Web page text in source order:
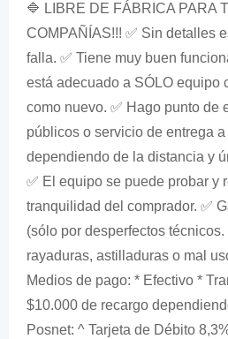
🔷 LIBRE DE FÁBRICA PARA
COMPAÑÍAS!!! ✅ Sin detalles
falla. ✅ Tiene muy buen
está adecuado a SÓLO equipo
como nuevo. ✅ Hago punto de
públicos o servicio de entrega
dependiendo de la distancia y
✅ El equipo se puede probar y
tranquilidad del comprador. ✅
(sólo por desperfectos
rayaduras, astilladuras o mal
Medios de pago: * Efectivo *
$10.000 de recargo
Posnet: ^ Tarjeta de Débito